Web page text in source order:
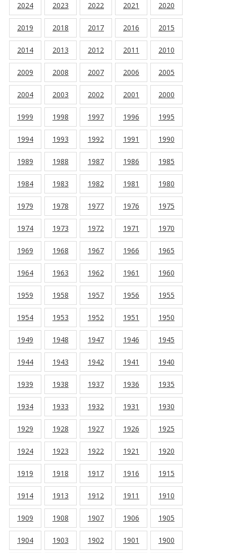
2024 2023 2022 2021 2020
2019 2018 2017 2016 2015
2014 2013 2012 2011 2010
2009 2008 2007 2006 2005
2004 2003 2002 2001 2000
1999 1998 1997 1996 1995
1994 1993 1992 1991 1990
1989 1988 1987 1986 1985
1984 1983 1982 1981 1980
1979 1978 1977 1976 1975
1974 1973 1972 1971 1970
1969 1968 1967 1966 1965
1964 1963 1962 1961 1960
1959 1958 1957 1956 1955
1954 1953 1952 1951 1950
1949 1948 1947 1946 1945
1944 1943 1942 1941 1940
1939 1938 1937 1936 1935
1934 1933 1932 1931 1930
1929 1928 1927 1926 1925
1924 1923 1922 1921 1920
1919 1918 1917 1916 1915
1914 1913 1912 1911 1910
1909 1908 1907 1906 1905
1904 1903 1902 1901 1900